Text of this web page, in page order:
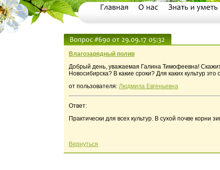
Влагозарядный полив
Добрый день, уважаемая Галина Тимофеевна!
Новосибирска? В какие сроки? Для каких культур
от пользователя: Людмила Евгеньевна
Ответ:
Практически для всех культур. В сухой почве корни
Вернуться